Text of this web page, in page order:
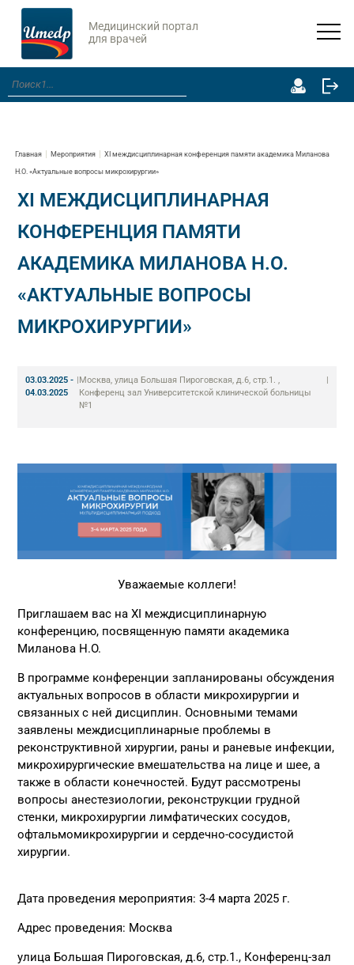
Медицинский портал
для врачей
Главная Мероприятия XI междисциплинарная конференция памяти академика Миланова
Н.О. «Актуальные вопросы микрохирургии»
XI МЕЖДИСЦИПЛИНАРНАЯ
КОНФЕРЕНЦИЯ ПАМЯТИ
АКАДЕМИКА МИЛАНОВА Н.О.
«АКТУАЛЬНЫЕ ВОПРОСЫ
МИКРОХИРУРГИИ»
03.03.2025 -
04.03.2025
|Москва, улица Большая Пироговская, д.6, стр.1. ,
Конференц зал Университетской клинической больницы
№1
|
Уважаемые коллеги!
Приглашаем вас на XI междисциплинарную
конференцию, посвященную памяти академика
Миланова Н.О.
В программе конференции запланированы обсуждения
актуальных вопросов в области микрохирургии и
связанных с ней дисциплин. Основными темами
заявлены междисциплинарные проблемы в
реконструктивной хирургии, раны и раневые инфекции,
микрохирургические вмешательства на лице и шее, а
также в области конечностей. Будут рассмотрены
вопросы анестезиологии, реконструкции грудной
стенки, микрохирургии лимфатических сосудов,
офтальмомикрохирургии и сердечно-сосудистой
хирургии.
Дата проведения мероприятия: 3-4 марта 2025 г.
Адрес проведения: Москва
улица Большая Пироговская, д.6, стр.1., Конференц-зал